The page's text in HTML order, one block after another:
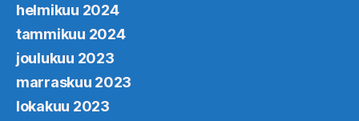
helmikuu 2024
tammikuu 2024
joulukuu 2023
marraskuu 2023
lokakuu 2023